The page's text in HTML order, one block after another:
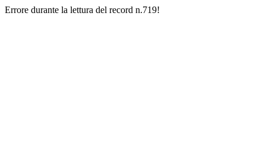
Errore durante la lettura del record n.719!